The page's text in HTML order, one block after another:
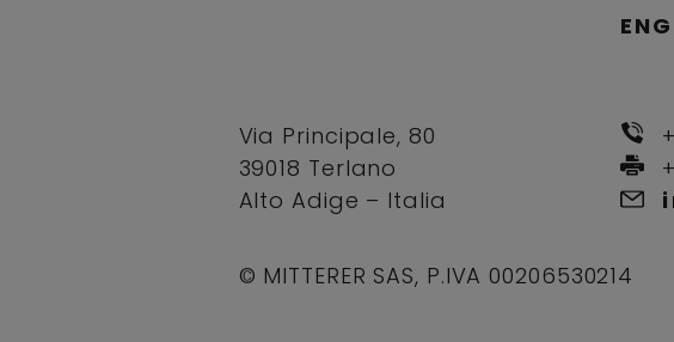
© MITTERER SAS, P.IVA 00206530214
Via Principale, 80
39018 Terlano
Alto Adige – Italia